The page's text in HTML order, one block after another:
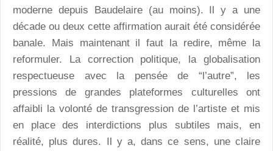
moderne depuis Baudelaire (au moins). Il y a une
décade ou deux cette affirmation aurait été considérée
banale. Mais maintenant il faut la redire, même la
reformuler. La correction politique, la globalisation
respectueuse avec la pensée de “l’autre”, les
pressions de grandes plateformes culturelles ont
affaibli la volonté de transgression de l’artiste et mis
en place des interdictions plus subtiles mais, en
réalité, plus dures. Il y a, dans ce sens, une claire